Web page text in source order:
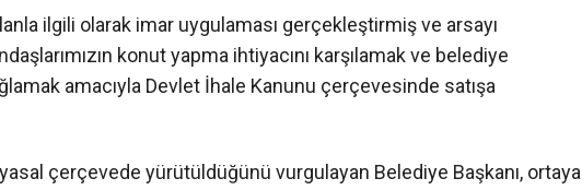
ilgili olarak imar uygulaması gerçekleştirmiş ve arsayı
konut yapma ihtiyacını karşılamak ve belediye
amacıyla Devlet İhale Kanunu çerçevesinde satışa
çerçevede yürütüldüğünü vurgulayan Belediye Başkanı, ortaya